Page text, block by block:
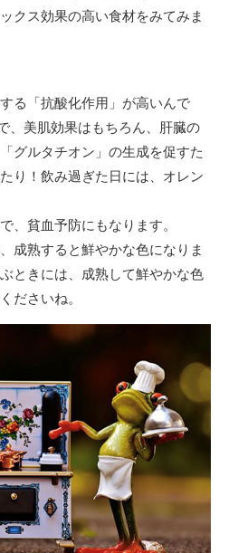
クス効果の高い食材をみてみま
る「抗酸化作用」が高いんで
、美肌効果はもちろん、肝臓の
グルタチオン」の生成を促すた
り！飲み過ぎた日には、オレン
、貧血予防にもなります。
成熟すると鮮やかな色になりま
ときには、成熟して鮮やかな色
ださいね。